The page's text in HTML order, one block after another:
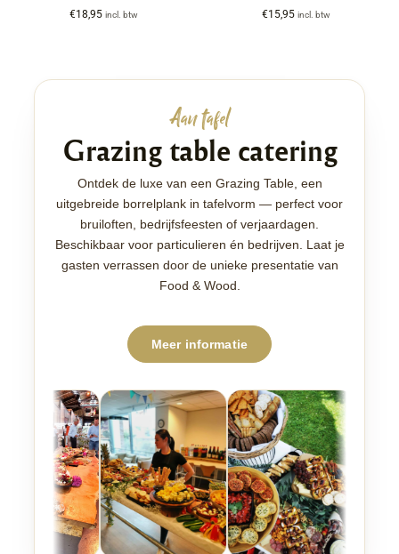
€18,95 incl. btw €15,95 incl. btw
Aan tafel
Grazing table catering
Ontdek de luxe van een Grazing Table, een
uitgebreide borrelplank in tafelvorm — perfect voor
bruiloften, bedrijfsfeesten of verjaardagen.
Beschikbaar voor particulieren én bedrijven. Laat je
gasten verrassen door de unieke presentatie van
Food & Wood.
Meer informatie